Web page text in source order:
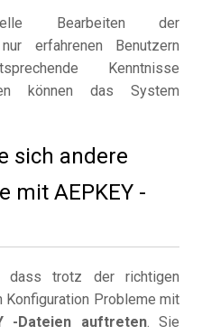
Bearbeiten der
erfahrenen Benutzern
Kenntnisse
können das System
sich andere
mit AEPKEY -
dass trotz der richtigen
Konfiguration Probleme mit
-Dateien auftreten. Sie